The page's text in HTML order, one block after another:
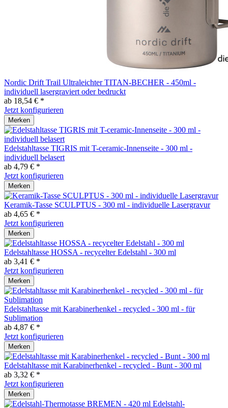
Nordic Drift Trail Ultraleichter TITAN-BECHER - 450ml -
individuell lasergraviert oder bedruckt
ab 18,54 € *
Jetzt konfigurieren
Merken
Edelstahltasse TIGRIS mit T-ceramic-Innenseite - 300 ml -
individuell belasert
ab 4,79 € *
Jetzt konfigurieren
Merken
Keramik-Tasse SCULPTUS - 300 ml - individuelle Lasergravur
ab 4,65 € *
Jetzt konfigurieren
Merken
Edelstahltasse HOSSA - recycelter Edelstahl - 300 ml
ab 3,41 € *
Jetzt konfigurieren
Merken
Edelstahltasse mit Karabinerhenkel - recycled - 300 ml - für
Sublimation
ab 4,87 € *
Jetzt konfigurieren
Merken
Edelstahltasse mit Karabinerhenkel - recycled - Bunt - 300 ml
ab 3,32 € *
Jetzt konfigurieren
Merken
Edelstahl-